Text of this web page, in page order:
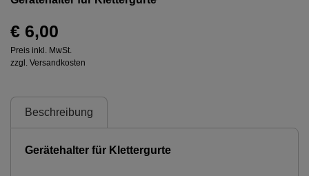
€ 6,00
Preis inkl. MwSt.
zzgl. Versandkosten
Beschreibung
Gerätehalter für Klettergurte